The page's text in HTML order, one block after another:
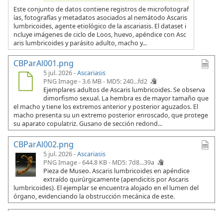
Este conjunto de datos contiene registros de microfotograf
ías, fotografías y metadatos asociados al nemátodo Ascaris
lumbricoides, agente etiológico de la ascariasis. El dataset i
ncluye imágenes de ciclo de Loos, huevo, apéndice con Asc
aris lumbricoides y parásito adulto, macho y...
CBParAl001.png
5 jul. 2026 -Ascariasis
PNG Image - 3.6 MB - MD5: 240...fd2
Ejemplares adultos de Ascaris lumbricoides. Se observa
dimorfismo sexual. La hembra es de mayor tamaño que
el macho y tiene los extremos anterior y posterior aguzados. El
macho presenta su un extremo posterior enroscado, que protege
su aparato copulatriz. Gusano de sección redond...
CBParAl002.png
5 jul. 2026 -Ascariasis
PNG Image - 644.8 KB - MD5: 7d8...39a
Pieza de Museo. Ascaris lumbricoides en apéndice
extraído quirúrgicamente (apendicitis por Ascaris
lumbricoides). El ejemplar se encuentra alojado en el lumen del
órgano, evidenciando la obstrucción mecánica de este.